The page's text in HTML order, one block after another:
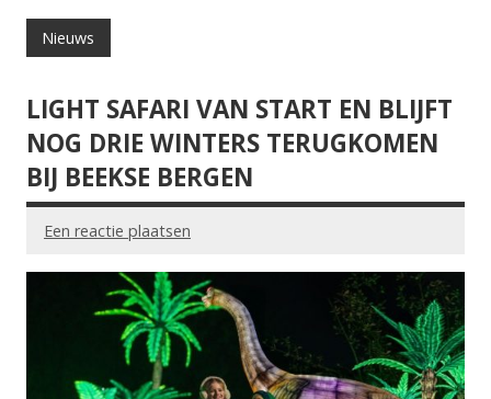
Nieuws
LIGHT SAFARI VAN START EN BLIJFT
NOG DRIE WINTERS TERUGKOMEN
BIJ BEEKSE BERGEN
Een reactie plaatsen